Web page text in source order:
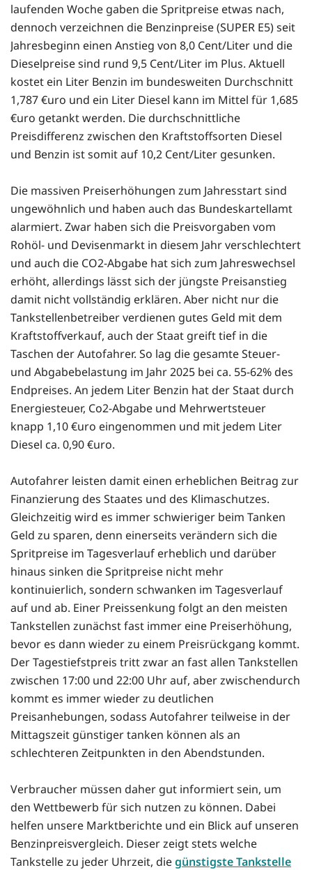
laufenden Woche gaben die Spritpreise etwas nach,
dennoch verzeichnen die Benzinpreise (SUPER E5) seit
Jahresbeginn einen Anstieg von 8,0 Cent/Liter und die
Dieselpreise sind rund 9,5 Cent/Liter im Plus. Aktuell
kostet ein Liter Benzin im bundesweiten Durchschnitt
1,787 €uro und ein Liter Diesel kann im Mittel für 1,685
€uro getankt werden. Die durchschnittliche
Preisdifferenz zwischen den Kraftstoffsorten Diesel
und Benzin ist somit auf 10,2 Cent/Liter gesunken.
Die massiven Preiserhöhungen zum Jahresstart sind
ungewöhnlich und haben auch das Bundeskartellamt
alarmiert. Zwar haben sich die Preisvorgaben vom
Rohöl- und Devisenmarkt in diesem Jahr verschlechtert
und auch die CO2-Abgabe hat sich zum Jahreswechsel
erhöht, allerdings lässt sich der jüngste Preisanstieg
damit nicht vollständig erklären. Aber nicht nur die
Tankstellenbetreiber verdienen gutes Geld mit dem
Kraftstoffverkauf, auch der Staat greift tief in die
Taschen der Autofahrer. So lag die gesamte Steuer-
und Abgabebelastung im Jahr 2025 bei ca. 55-62% des
Endpreises. An jedem Liter Benzin hat der Staat durch
Energiesteuer, Co2-Abgabe und Mehrwertsteuer
knapp 1,10 €uro eingenommen und mit jedem Liter
Diesel ca. 0,90 €uro.
Autofahrer leisten damit einen erheblichen Beitrag zur
Finanzierung des Staates und des Klimaschutzes.
Gleichzeitig wird es immer schwieriger beim Tanken
Geld zu sparen, denn einerseits verändern sich die
Spritpreise im Tagesverlauf erheblich und darüber
hinaus sinken die Spritpreise nicht mehr
kontinuierlich, sondern schwanken im Tagesverlauf
auf und ab. Einer Preissenkung folgt an den meisten
Tankstellen zunächst fast immer eine Preiserhöhung,
bevor es dann wieder zu einem Preisrückgang kommt.
Der Tagestiefstpreis tritt zwar an fast allen Tankstellen
zwischen 17:00 und 22:00 Uhr auf, aber zwischendurch
kommt es immer wieder zu deutlichen
Preisanhebungen, sodass Autofahrer teilweise in der
Mittagszeit günstiger tanken können als an
schlechteren Zeitpunkten in den Abendstunden.
Verbraucher müssen daher gut informiert sein, um
den Wettbewerb für sich nutzen zu können. Dabei
helfen unsere Marktberichte und ein Blick auf unseren
Benzinpreisvergleich. Dieser zeigt stets welche
Tankstelle zu jeder Uhrzeit, diegünstigste Tankstelle